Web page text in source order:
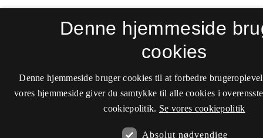
Denne hjemmeside
cookies
Denne hjemmeside bruger cookies til at forbedre
vores hjemmeside giver du samtykke til alle cookies i
cookiepolitik. Se vores cookiepolitik
Absolut nødvendige